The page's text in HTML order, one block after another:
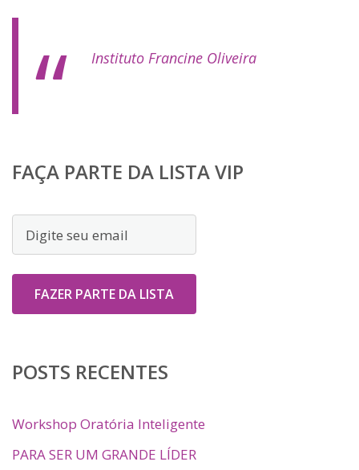
Instituto Francine Oliveira
FAÇA PARTE DA LISTA VIP
POSTS RECENTES
Workshop Oratória Inteligente
PARA SER UM GRANDE LÍDER